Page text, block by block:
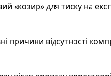
«козир» для тиску на
причини відсутності